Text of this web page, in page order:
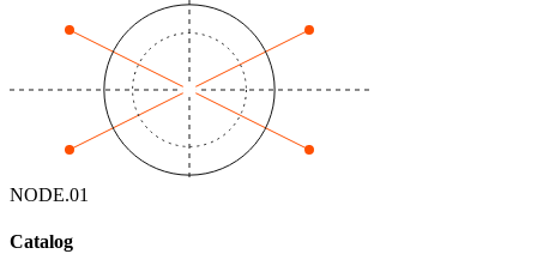
NODE.01
Catalog